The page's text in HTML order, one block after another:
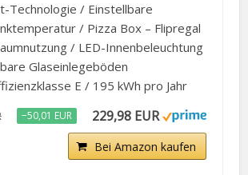
Technologie / Einstellbare
/ Pizza Box – Flipregal
/ LED-Innenbeleuchtung
Glaseinlegeböden
E / 195 kWh pro Jahr
−50,01 EUR 229,98 EUR
Bei Amazon kaufen